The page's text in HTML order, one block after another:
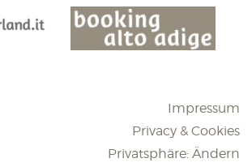
Impressum
Privacy & Cookies
Privatsphäre: Ändern